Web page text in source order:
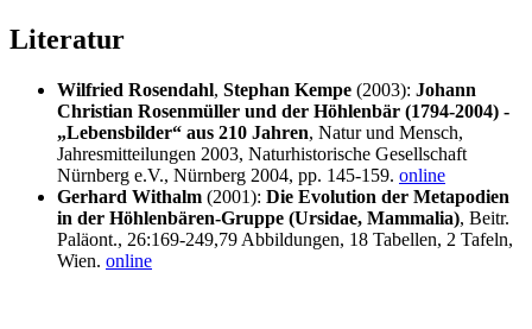
Literatur
Wilfried Rosendahl, Stephan Kempe (2003): Johann
Christian Rosenmüller und der Höhlenbär (1794-2004) -
„Lebensbilder“ aus 210 Jahren, Natur und Mensch,
Jahresmitteilungen 2003, Naturhistorische Gesellschaft
Nürnberg e.V., Nürnberg 2004, pp. 145-159. online
Gerhard Withalm (2001): Die Evolution der Metapodien
in der Höhlenbären-Gruppe (Ursidae, Mammalia), Beitr.
Paläont., 26:169-249,79 Abbildungen, 18 Tabellen, 2 Tafeln,
Wien. online